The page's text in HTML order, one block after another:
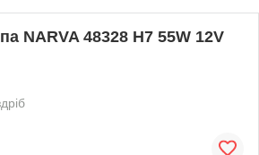
NARVA 48328 H7 55W 12V